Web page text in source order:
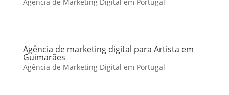
Agência de marketing digital para Artista em
Guimarães
Agência de Marketing Digital em Portugal